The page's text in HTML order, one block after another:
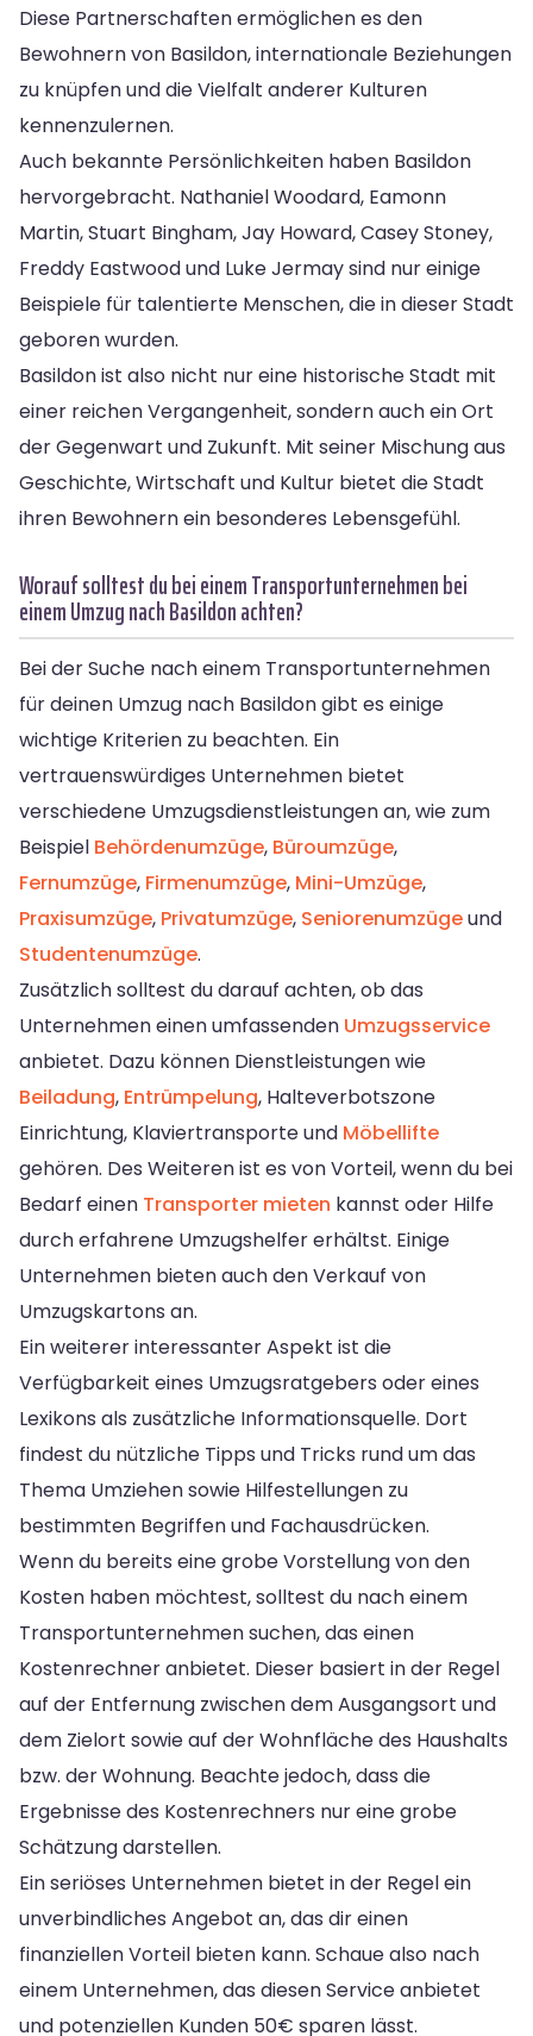
Diese Partnerschaften ermöglichen es den
Bewohnern von Basildon, internationale Beziehungen
zu knüpfen und die Vielfalt anderer Kulturen
kennenzulernen.
Auch bekannte Persönlichkeiten haben Basildon
hervorgebracht. Nathaniel Woodard, Eamonn
Martin, Stuart Bingham, Jay Howard, Casey Stoney,
Freddy Eastwood und Luke Jermay sind nur einige
Beispiele für talentierte Menschen, die in dieser Stadt
geboren wurden.
Basildon ist also nicht nur eine historische Stadt mit
einer reichen Vergangenheit, sondern auch ein Ort
der Gegenwart und Zukunft. Mit seiner Mischung aus
Geschichte, Wirtschaft und Kultur bietet die Stadt
ihren Bewohnern ein besonderes Lebensgefühl.
Worauf solltest du bei einem Transportunternehmen bei
einem Umzug nach Basildon achten?
Bei der Suche nach einem Transportunternehmen
für deinen Umzug nach Basildon gibt es einige
wichtige Kriterien zu beachten. Ein
vertrauenswürdiges Unternehmen bietet
verschiedene Umzugsdienstleistungen an, wie zum
Beispiel Behördenumzüge, Büroumzüge,
Fernumzüge, Firmenumzüge, Mini-Umzüge,
Praxisumzüge, Privatumzüge, Seniorenumzügeund
Studentenumzüge.
Zusätzlich solltest du darauf achten, ob das
Unternehmen einen umfassenden Umzugsservice
anbietet. Dazu können Dienstleistungen wie
Beiladung, Entrümpelung, Halteverbotszone
Einrichtung, Klaviertransporte und Möbellifte
gehören. Des Weiteren ist es von Vorteil, wenn du bei
Bedarf einen Transporter mieten kannst oder Hilfe
durch erfahrene Umzugshelfer erhältst. Einige
Unternehmen bieten auch den Verkauf von
Umzugskartons an.
Ein weiterer interessanter Aspekt ist die
Verfügbarkeit eines Umzugsratgebers oder eines
Lexikons als zusätzliche Informationsquelle. Dort
findest du nützliche Tipps und Tricks rund um das
Thema Umziehen sowie Hilfestellungen zu
bestimmten Begriffen und Fachausdrücken.
Wenn du bereits eine grobe Vorstellung von den
Kosten haben möchtest, solltest du nach einem
Transportunternehmen suchen, das einen
Kostenrechner anbietet. Dieser basiert in der Regel
auf der Entfernung zwischen dem Ausgangsort und
dem Zielort sowie auf der Wohnfläche des Haushalts
bzw. der Wohnung. Beachte jedoch, dass die
Ergebnisse des Kostenrechners nur eine grobe
Schätzung darstellen.
Ein seriöses Unternehmen bietet in der Regel ein
unverbindliches Angebot an, das dir einen
finanziellen Vorteil bieten kann. Schaue also nach
einem Unternehmen, das diesen Service anbietet
und potenziellen Kunden 50€ sparen lässt.